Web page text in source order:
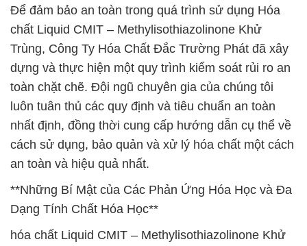
Để đảm bảo an toàn trong quá trình sử dụng Hóa
chất Liquid CMIT – Methylisothiazolinone Khử
Trùng, Công Ty Hóa Chất Đắc Trường Phát đã xây
dựng và thực hiện một quy trình kiểm soát rủi ro an
toàn chặt chẽ. Đội ngũ chuyên gia của chúng tôi
luôn tuân thủ các quy định và tiêu chuẩn an toàn
nhất định, đồng thời cung cấp hướng dẫn cụ thể về
cách sử dụng, bảo quản và xử lý hóa chất một cách
an toàn và hiệu quả nhất.
**Những Bí Mật của Các Phản Ứng Hóa Học và Đa
Dạng Tính Chất Hóa Học**
hóa chất Liquid CMIT – Methylisothiazolinone Khử